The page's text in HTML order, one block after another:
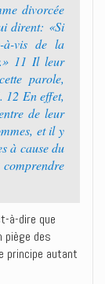
divorcée
dirent: «Si
à-vis de la
11 Il leur
parole,
12 En effet,
de leur
et il y
à cause du
à-dire que
piège des
principe autant